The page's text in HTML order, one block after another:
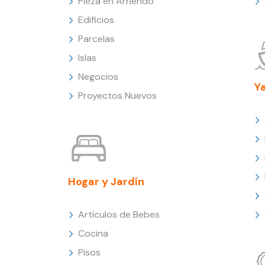
Edificios
Parcelas
Islas
Negocios
Proyectos Nuevos
Hogar y Jardín
Artículos de Bebes
Cocina
Pisos